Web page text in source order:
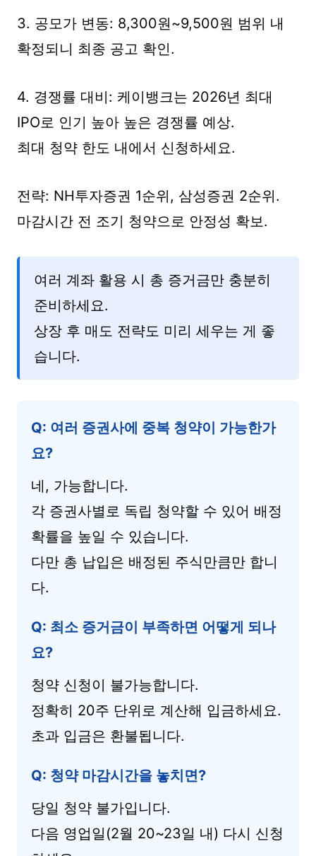
3. 공모가 변동: 8,300원~9,500원 범위 내
확정되니 최종 공고 확인.
4. 경쟁률 대비: 케이뱅크는 2026년 최대
IPO로 인기 높아 높은 경쟁률 예상.
최대 청약 한도 내에서 신청하세요.
전략: NH투자증권 1순위, 삼성증권 2순위.
마감시간 전 조기 청약으로 안정성 확보.
여러 계좌 활용 시 총 증거금만 충분히
준비하세요.
상장 후 매도 전략도 미리 세우는 게 좋
습니다.
Q: 여러 증권사에 중복 청약이 가능한가
요?
네, 가능합니다.
각 증권사별로 독립 청약할 수 있어 배정
확률을 높일 수 있습니다.
다만 총 납입은 배정된 주식만큼만 합니
다.
Q: 최소 증거금이 부족하면 어떻게 되나
요?
청약 신청이 불가능합니다.
정확히 20주 단위로 계산해 입금하세요.
초과 입금은 환불됩니다.
Q: 청약 마감시간을 놓치면?
당일 청약 불가입니다.
다음 영업일(2월 20~23일 내) 다시 신청